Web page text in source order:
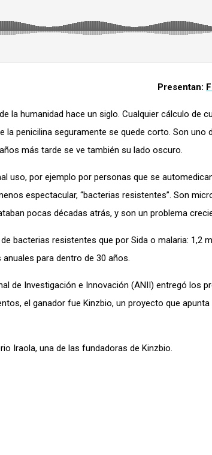
Presentan:
la humanidad hace un siglo. Cualquier cálculo de
la penicilina seguramente se quede corto. Son
más tarde se ve también su lado oscuro.
uso, por ejemplo por personas que se
espectacular, “bacterias resistentes”. Son
pocas décadas atrás, y son un problema
bacterias resistentes que por Sida o malaria: 1,2
para dentro de 30 años.
de Investigación e Innovación (ANII) entregó los
el ganador fue Kinzbio, un proyecto que
Iraola, una de las fundadoras de Kinzbio.